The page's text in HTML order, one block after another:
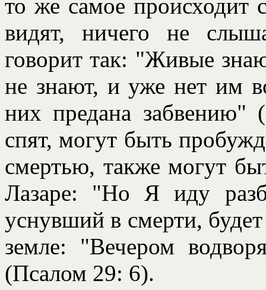
то же самое
видят, ничего не
говорит так: "Живые
не знают, и уже нет им
них предана забвению"
спят, могут быть
смертью, также могут
Лазаре: "Но Я иду
уснувший в смерти,
земле: "Вечером
(Псалом 29: 6).